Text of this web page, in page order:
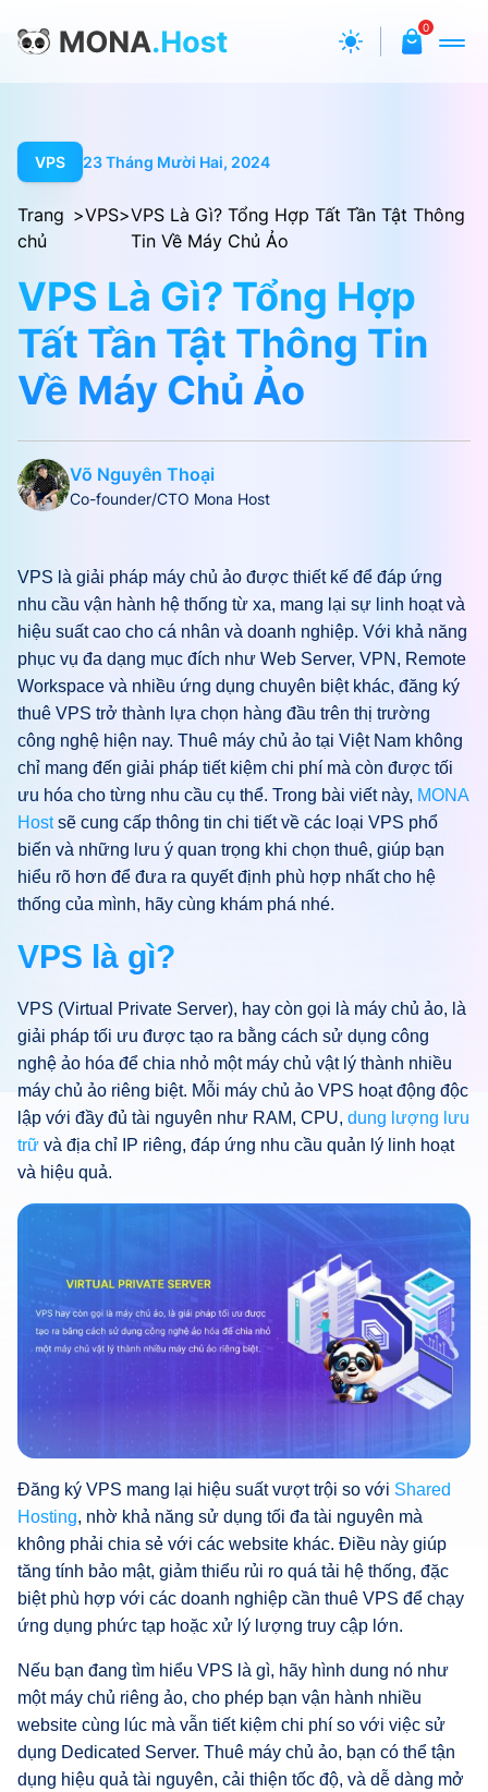
0
VPS 23 Tháng Mười Hai, 2024
Trang
chủ
>VPS>VPS Là Gì? Tổng Hợp Tất Tần Tật Thông
Tin Về Máy Chủ Ảo
VPS Là Gì? Tổng Hợp
Tất Tần Tật Thông Tin
Về Máy Chủ Ảo
Võ Nguyên Thoại
Co-founder/CTO Mona Host
VPS là giải pháp máy chủ ảo được thiết kế để đáp ứng
nhu cầu vận hành hệ thống từ xa, mang lại sự linh hoạt và
hiệu suất cao cho cá nhân và doanh nghiệp. Với khả năng
phục vụ đa dạng mục đích như Web Server, VPN, Remote
Workspace và nhiều ứng dụng chuyên biệt khác, đăng ký
thuê VPS trở thành lựa chọn hàng đầu trên thị trường
công nghệ hiện nay. Thuê máy chủ ảo tại Việt Nam không
chỉ mang đến giải pháp tiết kiệm chi phí mà còn được tối
ưu hóa cho từng nhu cầu cụ thể. Trong bài viết này, MONA
Host sẽ cung cấp thông tin chi tiết về các loại VPS phổ
biến và những lưu ý quan trọng khi chọn thuê, giúp bạn
hiểu rõ hơn để đưa ra quyết định phù hợp nhất cho hệ
thống của mình, hãy cùng khám phá nhé.
VPS là gì?
VPS (Virtual Private Server), hay còn gọi là máy chủ ảo, là
giải pháp tối ưu được tạo ra bằng cách sử dụng công
nghệ ảo hóa để chia nhỏ một máy chủ vật lý thành nhiều
máy chủ ảo riêng biệt. Mỗi máy chủ ảo VPS hoạt động độc
lập với đầy đủ tài nguyên như RAM, CPU, dung lượng lưu
trữ và địa chỉ IP riêng, đáp ứng nhu cầu quản lý linh hoạt
và hiệu quả.
Đăng ký VPS mang lại hiệu suất vượt trội so với Shared
Hosting, nhờ khả năng sử dụng tối đa tài nguyên mà
không phải chia sẻ với các website khác. Điều này giúp
tăng tính bảo mật, giảm thiểu rủi ro quá tải hệ thống, đặc
biệt phù hợp với các doanh nghiệp cần thuê VPS để chạy
ứng dụng phức tạp hoặc xử lý lượng truy cập lớn.
Nếu bạn đang tìm hiểu VPS là gì, hãy hình dung nó như
một máy chủ riêng ảo, cho phép bạn vận hành nhiều
website cùng lúc mà vẫn tiết kiệm chi phí so với việc sử
dụng Dedicated Server. Thuê máy chủ ảo, bạn có thể tận
dụng hiệu quả tài nguyên, cải thiện tốc độ, và dễ dàng mở